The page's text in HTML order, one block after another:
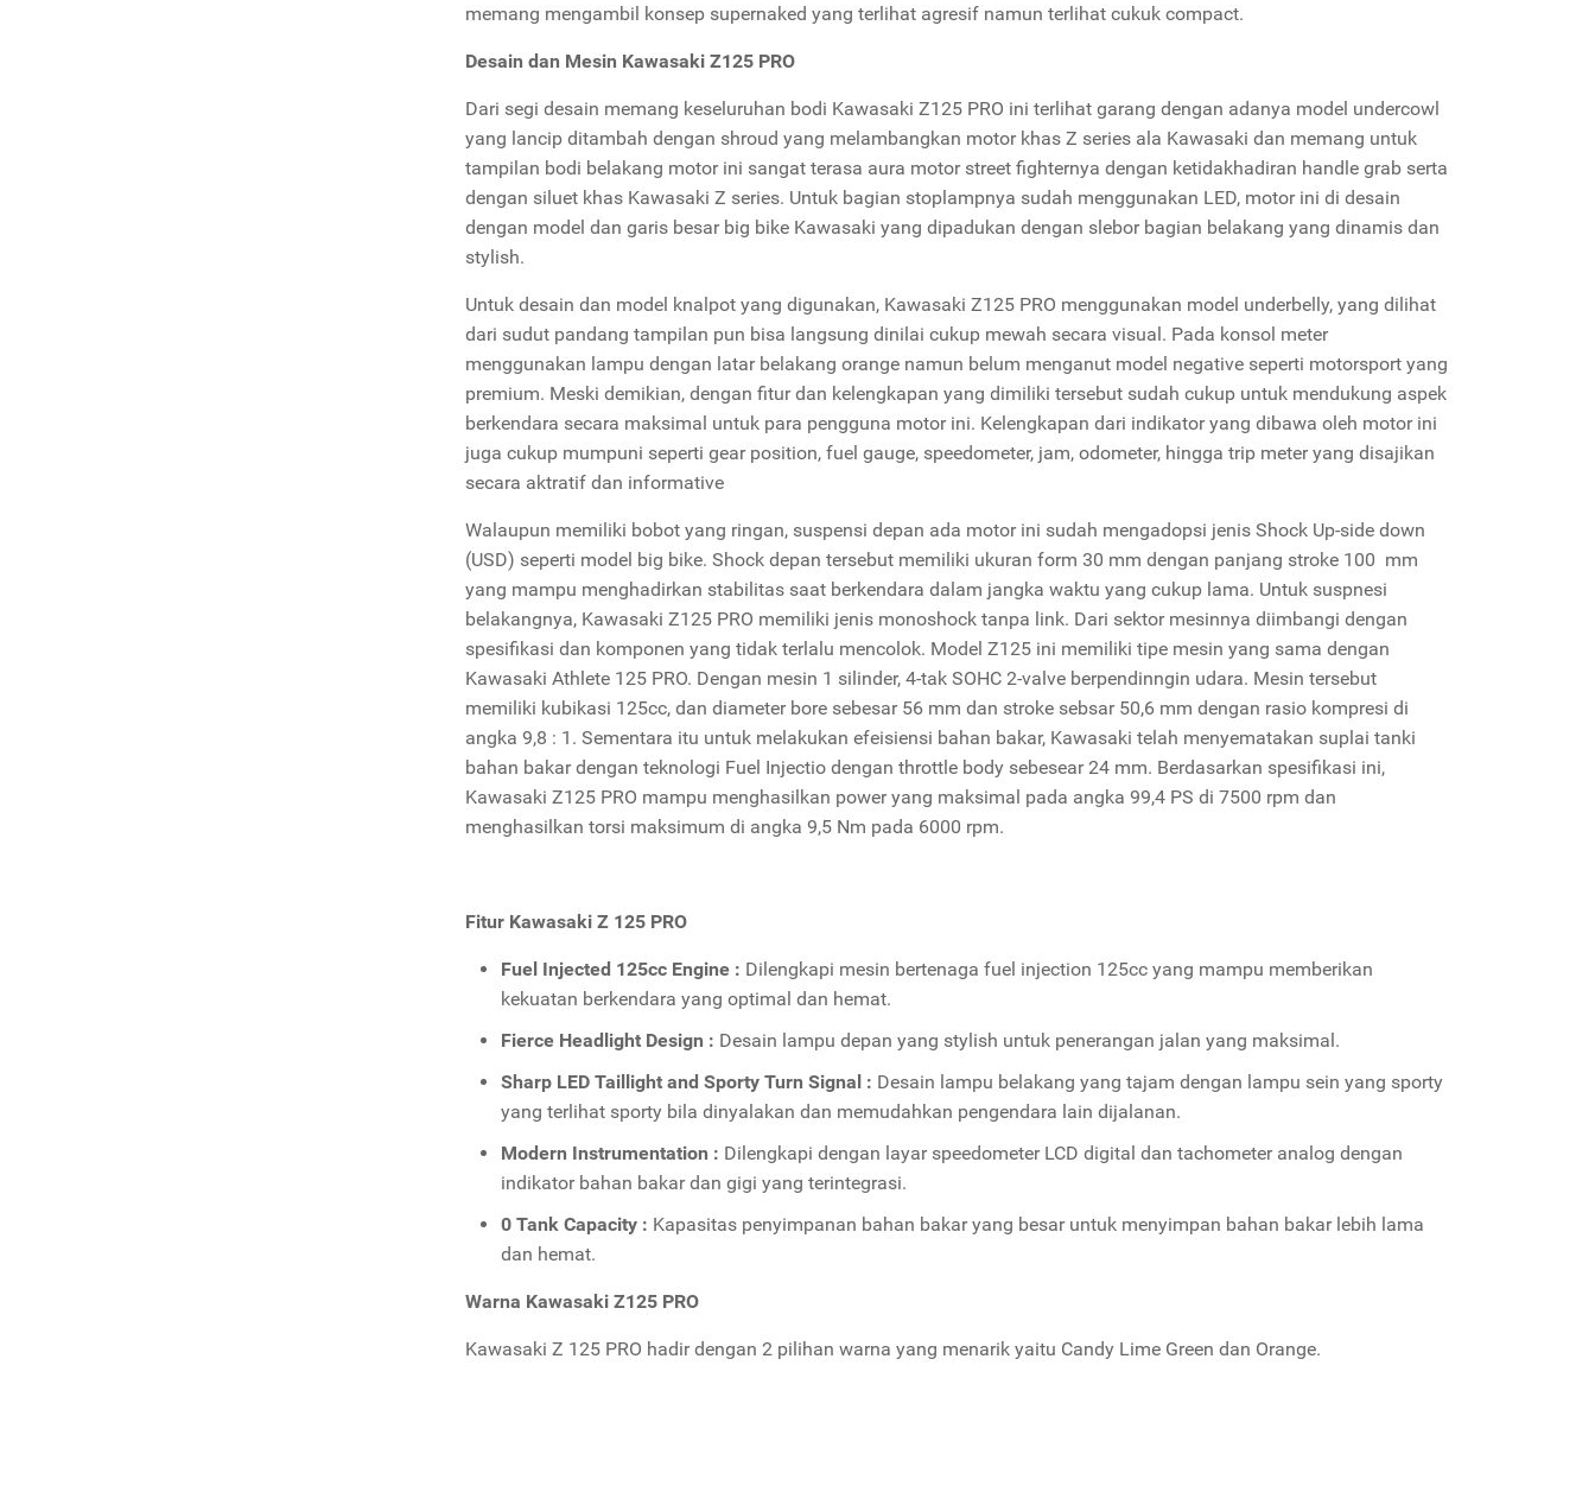
memang mengambil konsep supernaked yang terlihat agresif namun terlihat cukuk compact.
Desain dan Mesin Kawasaki Z125 PRO
Dari segi desain memang keseluruhan bodi Kawasaki Z125 PRO ini terlihat garang dengan adanya model undercowl
yang lancip ditambah dengan shroud yang melambangkan motor khas Z series ala Kawasaki dan memang untuk
tampilan bodi belakang motor ini sangat terasa aura motor street fighternya dengan ketidakhadiran handle grab serta
dengan siluet khas Kawasaki Z series. Untuk bagian stoplampnya sudah menggunakan LED, motor ini di desain
dengan model dan garis besar big bike Kawasaki yang dipadukan dengan slebor bagian belakang yang dinamis dan
stylish.
Untuk desain dan model knalpot yang digunakan, Kawasaki Z125 PRO menggunakan model underbelly, yang dilihat
dari sudut pandang tampilan pun bisa langsung dinilai cukup mewah secara visual. Pada konsol meter
menggunakan lampu dengan latar belakang orange namun belum menganut model negative seperti motorsport yang
premium. Meski demikian, dengan fitur dan kelengkapan yang dimiliki tersebut sudah cukup untuk mendukung aspek
berkendara secara maksimal untuk para pengguna motor ini. Kelengkapan dari indikator yang dibawa oleh motor ini
juga cukup mumpuni seperti gear position, fuel gauge, speedometer, jam, odometer, hingga trip meter yang disajikan
secara aktratif dan informative
Walaupun memiliki bobot yang ringan, suspensi depan ada motor ini sudah mengadopsi jenis Shock Up-side down
(USD) seperti model big bike. Shock depan tersebut memiliki ukuran form 30 mm dengan panjang stroke 100 mm
yang mampu menghadirkan stabilitas saat berkendara dalam jangka waktu yang cukup lama. Untuk suspnesi
belakangnya, Kawasaki Z125 PRO memiliki jenis monoshock tanpa link. Dari sektor mesinnya diimbangi dengan
spesifikasi dan komponen yang tidak terlalu mencolok. Model Z125 ini memiliki tipe mesin yang sama dengan
Kawasaki Athlete 125 PRO. Dengan mesin 1 silinder, 4-tak SOHC 2-valve berpendinngin udara. Mesin tersebut
memiliki kubikasi 125cc, dan diameter bore sebesar 56 mm dan stroke sebsar 50,6 mm dengan rasio kompresi di
angka 9,8 : 1. Sementara itu untuk melakukan efeisiensi bahan bakar, Kawasaki telah menyematakan suplai tanki
bahan bakar dengan teknologi Fuel Injectio dengan throttle body sebesear 24 mm. Berdasarkan spesifikasi ini,
Kawasaki Z125 PRO mampu menghasilkan power yang maksimal pada angka 99,4 PS di 7500 rpm dan
menghasilkan torsi maksimum di angka 9,5 Nm pada 6000 rpm.
Fitur Kawasaki Z 125 PRO
Fuel Injected 125cc Engine : Dilengkapi mesin bertenaga fuel injection 125cc yang mampu memberikan
kekuatan berkendara yang optimal dan hemat.
Fierce Headlight Design : Desain lampu depan yang stylish untuk penerangan jalan yang maksimal.
Sharp LED Taillight and Sporty Turn Signal : Desain lampu belakang yang tajam dengan lampu sein yang sporty
yang terlihat sporty bila dinyalakan dan memudahkan pengendara lain dijalanan.
Modern Instrumentation : Dilengkapi dengan layar speedometer LCD digital dan tachometer analog dengan
indikator bahan bakar dan gigi yang terintegrasi.
0 Tank Capacity : Kapasitas penyimpanan bahan bakar yang besar untuk menyimpan bahan bakar lebih lama
dan hemat.
Warna Kawasaki Z125 PRO
Kawasaki Z 125 PRO hadir dengan 2 pilihan warna yang menarik yaitu Candy Lime Green dan Orange.